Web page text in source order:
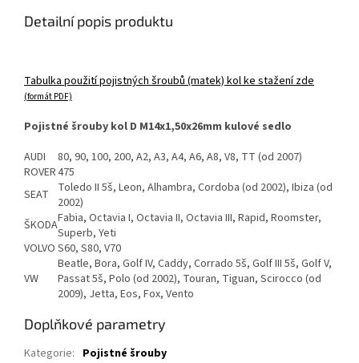
Detailní popis produktu
Tabulka použití pojistných šroubů (matek) kol ke stažení zde
(formát PDF)
Pojistné šrouby kol D M14x1,50x26mm kulové sedlo
AUDI
80, 90, 100, 200, A2, A3, A4, A6, A8, V8, TT (od 2007)
ROVER475
SEAT
Toledo II 5š, Leon, Alhambra, Cordoba (od 2002), Ibiza (od
2002)
ŠKODAFabia, Octavia I, Octavia II, Octavia III, Rapid, Roomster,
Superb, Yeti
VOLVO S60, S80, V70
VW
Beatle, Bora, Golf IV, Caddy, Corrado 5š, Golf III 5š, Golf V,
Passat 5š, Polo (od 2002), Touran, Tiguan, Scirocco (od
2009), Jetta, Eos, Fox, Vento
Doplňkové parametry
Kategorie: Pojistné šrouby